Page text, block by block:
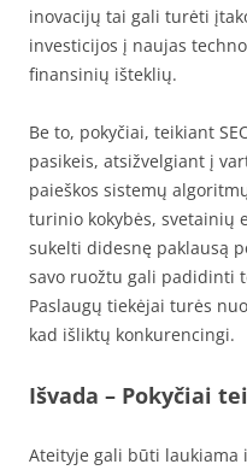
inovacijų tai gali turėti
investicijos į naujas
finansinių išteklių.
Be to, pokyčiai, teikiant
pasikeis, atsižvelgiant į
paieškos sistemų
turinio kokybės, svetainių
sukelti didesnę paklausą
savo ruožtu gali padidinti
Paslaugų tiekėjai turės
kad išliktų konkurencingi.
Išvada – Pokyčiai
Ateityje gali būti laukiama